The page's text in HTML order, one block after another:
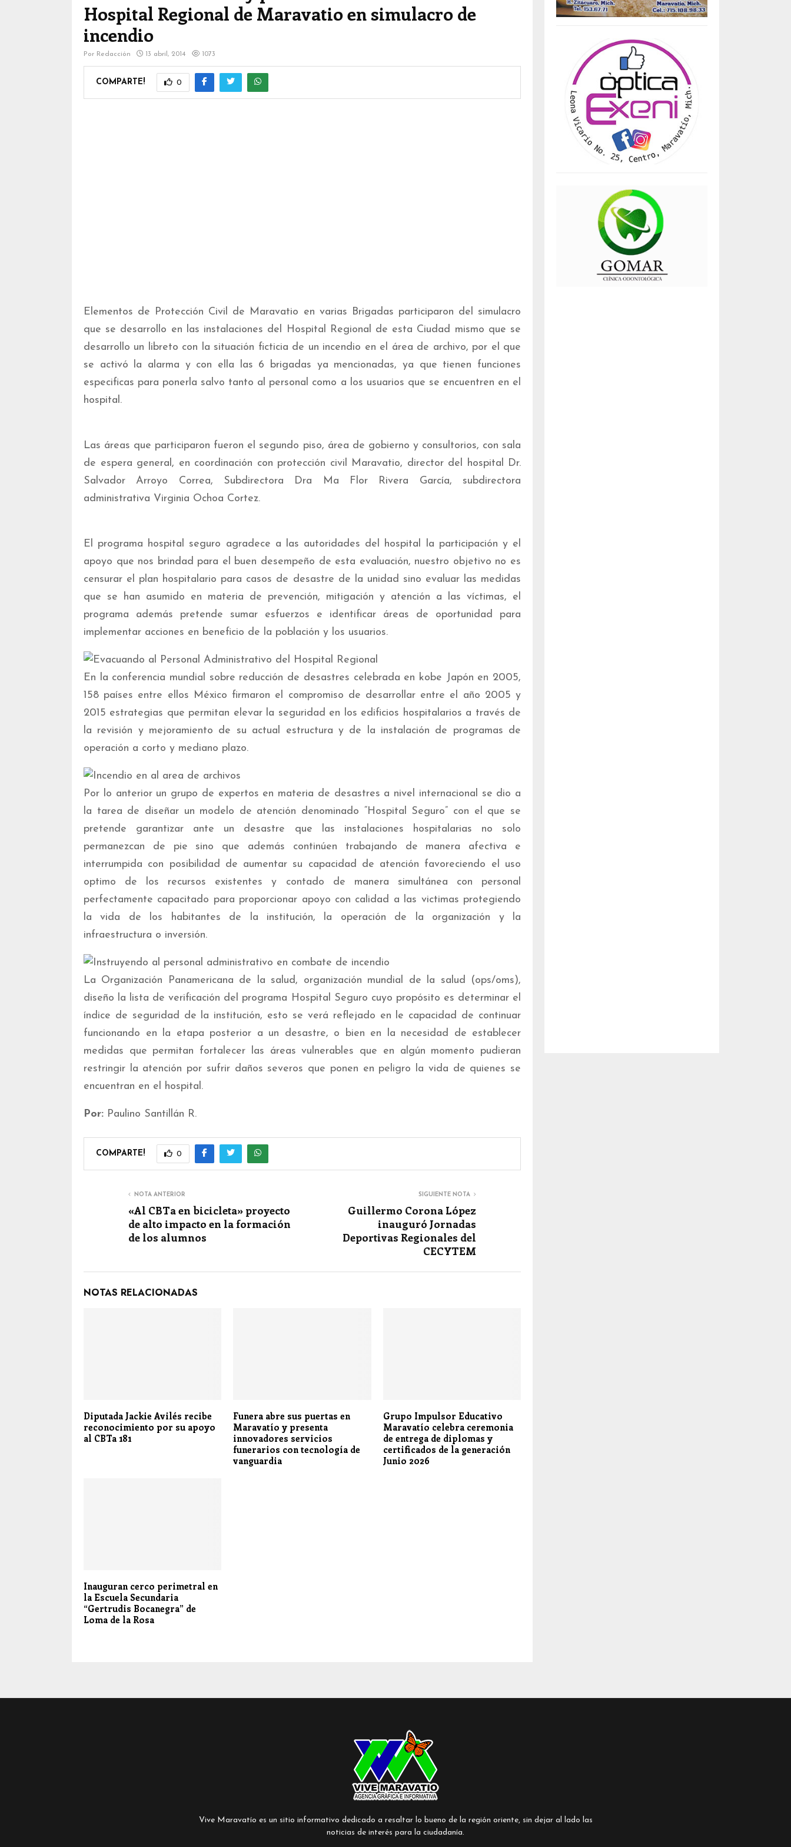
Hospital Regional de Maravatio en simulacro de
incendio
Por Redacción 13 abril, 2014 1073
COMPARTE! 0
Elementos de Protección Civil de Maravatio en varias Brigadas participaron del simulacro
que se desarrollo en las instalaciones del Hospital Regional de esta Ciudad mismo que se
desarrollo un libreto con la situación ficticia de un incendio en el área de archivo, por el que
se activó la alarma y con ella las 6 brigadas ya mencionadas, ya que tienen funciones
especificas para ponerla salvo tanto al personal como a los usuarios que se encuentren en el
hospital.
Las áreas que participaron fueron el segundo piso, área de gobierno y consultorios, con sala
de espera general, en coordinación con protección civil Maravatio, director del hospital Dr.
Salvador Arroyo Correa, Subdirectora Dra Ma Flor Rivera García, subdirectora
administrativa Virginia Ochoa Cortez.
El programa hospital seguro agradece a las autoridades del hospital la participación y el
apoyo que nos brindad para el buen desempeño de esta evaluación, nuestro objetivo no es
censurar el plan hospitalario para casos de desastre de la unidad sino evaluar las medidas
que se han asumido en materia de prevención, mitigación y atención a las víctimas, el
programa además pretende sumar esfuerzos e identificar áreas de oportunidad para
implementar acciones en beneficio de la población y los usuarios.
En la conferencia mundial sobre reducción de desastres celebrada en kobe Japón en 2005,
158 países entre ellos México firmaron el compromiso de desarrollar entre el año 2005 y
2015 estrategias que permitan elevar la seguridad en los edificios hospitalarios a través de
la revisión y mejoramiento de su actual estructura y de la instalación de programas de
operación a corto y mediano plazo.
Por lo anterior un grupo de expertos en materia de desastres a nivel internacional se dio a
la tarea de diseñar un modelo de atención denominado “Hospital Seguro” con el que se
pretende garantizar ante un desastre que las instalaciones hospitalarias no solo
permanezcan de pie sino que además continúen trabajando de manera afectiva e
interrumpida con posibilidad de aumentar su capacidad de atención favoreciendo el uso
optimo de los recursos existentes y contado de manera simultánea con personal
perfectamente capacitado para proporcionar apoyo con calidad a las victimas protegiendo
la vida de los habitantes de la institución, la operación de la organización y la
infraestructura o inversión.
La Organización Panamericana de la salud, organización mundial de la salud (ops/oms),
diseño la lista de verificación del programa Hospital Seguro cuyo propósito es determinar el
índice de seguridad de la institución, esto se verá reflejado en le capacidad de continuar
funcionando en la etapa posterior a un desastre, o bien en la necesidad de establecer
medidas que permitan fortalecer las áreas vulnerables que en algún momento pudieran
restringir la atención por sufrir daños severos que ponen en peligro la vida de quienes se
encuentran en el hospital.
Por: Paulino Santillán R.
COMPARTE! 0
NOTA ANTERIOR
«Al CBTa en bicicleta» proyecto
de alto impacto en la formación
de los alumnos
SIGUIENTE NOTA
Guillermo Corona López
inauguró Jornadas
Deportivas Regionales del
CECYTEM
NOTAS RELACIONADAS
Diputada Jackie Avilés recibe
reconocimiento por su apoyo
al CBTa 181
Funera abre sus puertas en
Maravatío y presenta
innovadores servicios
funerarios con tecnología de
vanguardia
Grupo Impulsor Educativo
Maravatío celebra ceremonia
de entrega de diplomas y
certificados de la generación
Junio 2026
Inauguran cerco perimetral en
la Escuela Secundaria
“Gertrudis Bocanegra” de
Loma de la Rosa
Vive Maravatío es un sitio informativo dedicado a resaltar lo bueno de la región oriente, sin dejar al lado las
noticias de interés para la ciudadanía.